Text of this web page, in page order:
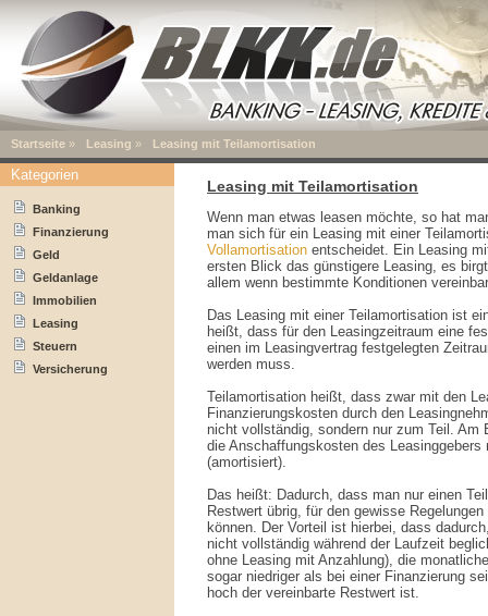
Startseite » Leasing » Leasing mit Teilamortisation
Leasing mit Teilamortisation
Wenn man etwas leasen möchte, so hat
man sich für ein Leasing mit einer
Vollamortisation entscheidet. Ein Leasing
ersten Blick das günstigere Leasing, es
allem wenn bestimmte Konditionen
Das Leasing mit einer Teilamortisation ist
heißt, dass für den Leasingzeitraum eine
einen im Leasingvertrag festgelegten
werden muss.
Teilamortisation heißt, dass zwar mit den
Finanzierungskosten durch den
nicht vollständig, sondern nur zum Teil. Am
die Anschaffungskosten des Leasinggebers
(amortisiert).
Das heißt: Dadurch, dass man nur einen
Restwert übrig, für den gewisse
können. Der Vorteil ist hierbei, dass
nicht vollständig während der Laufzeit
ohne Leasing mit Anzahlung), die
sogar niedriger als bei einer Finanzierung
hoch der vereinbarte Restwert ist.
Kategorien
Banking
Finanzierung
Geld
Geldanlage
Immobilien
Leasing
Steuern
Versicherung